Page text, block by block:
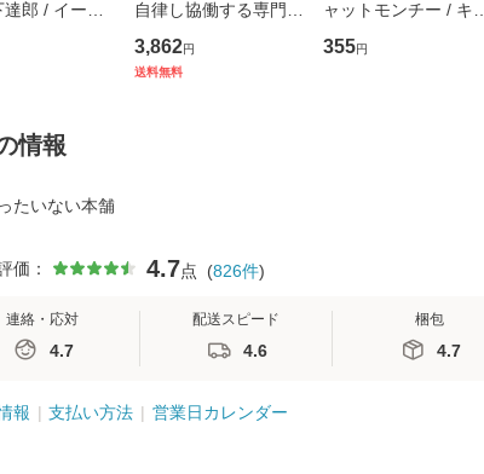
郎 / イース
ト・ジャパン
ール便送料無
自律し協働する専門職
の看護マネジメントス
キル 改訂第3版 (看護
3,862円
送料無料
ャットモンチー / キュ
ーンレコード [CD]
【メール便送料無料】
355円
情報
たいない本舗
価： 4.7点 (826件)
連絡・応対
4.7
配送スピード
4.6
梱包
4.7
報 支払い方法 営業日カレンダー